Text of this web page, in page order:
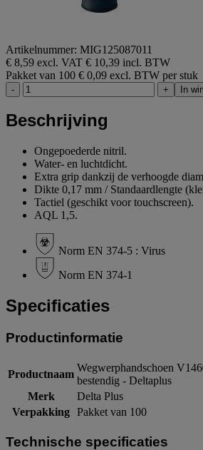
Artikelnummer: MIG125087011
€ 8,59 excl. VAT € 10,39 incl. BTW
Pakket van 100 € 0,09 excl. BTW per stuk
- + In
Beschrijving
Ongepoederde nitril.
Water- en luchtdicht.
Extra grip dankzij de verhoogde
Dikte 0,17 mm / Standaardlengte
Tactiel (geschikt voor touchscreen).
AQL 1,5.
Norm EN 374-5 : Virus
Norm EN 374-1
Specificaties
Productinformatie
Productnaam
Wegwerphandschoen
bestendig - Deltaplus
Merk
Delta Plus
Verpakking Pakket van 100
Technische specificaties